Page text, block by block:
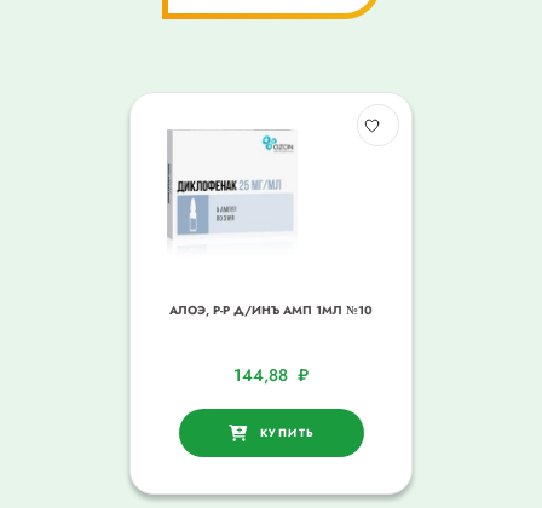
АЛОЭ, Р-Р Д/ИНЪ АМП 1МЛ №10
144,88 ₽
КУПИТЬ